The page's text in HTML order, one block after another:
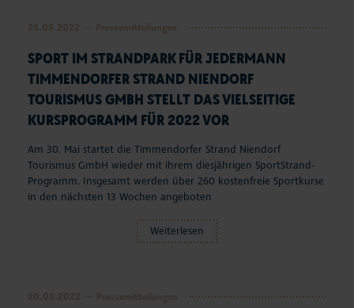
Veranstaltungen
Touren und Erlebnisse
Urlaub mit Hund
SPORT IM STRANDPARK FÜR JEDERMANN
TIMMENDORFER STRAND NIENDORF
TOURISMUS GMBH STELLT DAS VIELSEITIGE
KURSPROGRAMM FÜR 2022 VOR
Am 30. Mai startet die Timmendorfer Strand Niendorf
Tourismus GmbH wieder mit ihrem diesjährigen SportStrand-
Programm. Insgesamt werden über 260 kostenfreie Sportkurse
in den nächsten 13 Wochen angeboten
Weiterlesen